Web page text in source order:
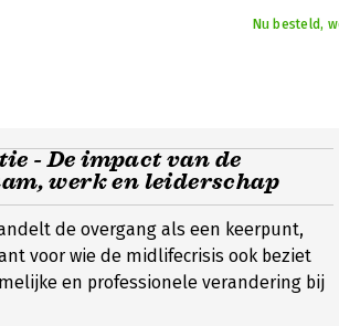
Nu besteld,
- De impact van de
werk en leiderschap
de overgang als een keerpunt,
voor wie de midlifecrisis ook beziet
en professionele verandering bij